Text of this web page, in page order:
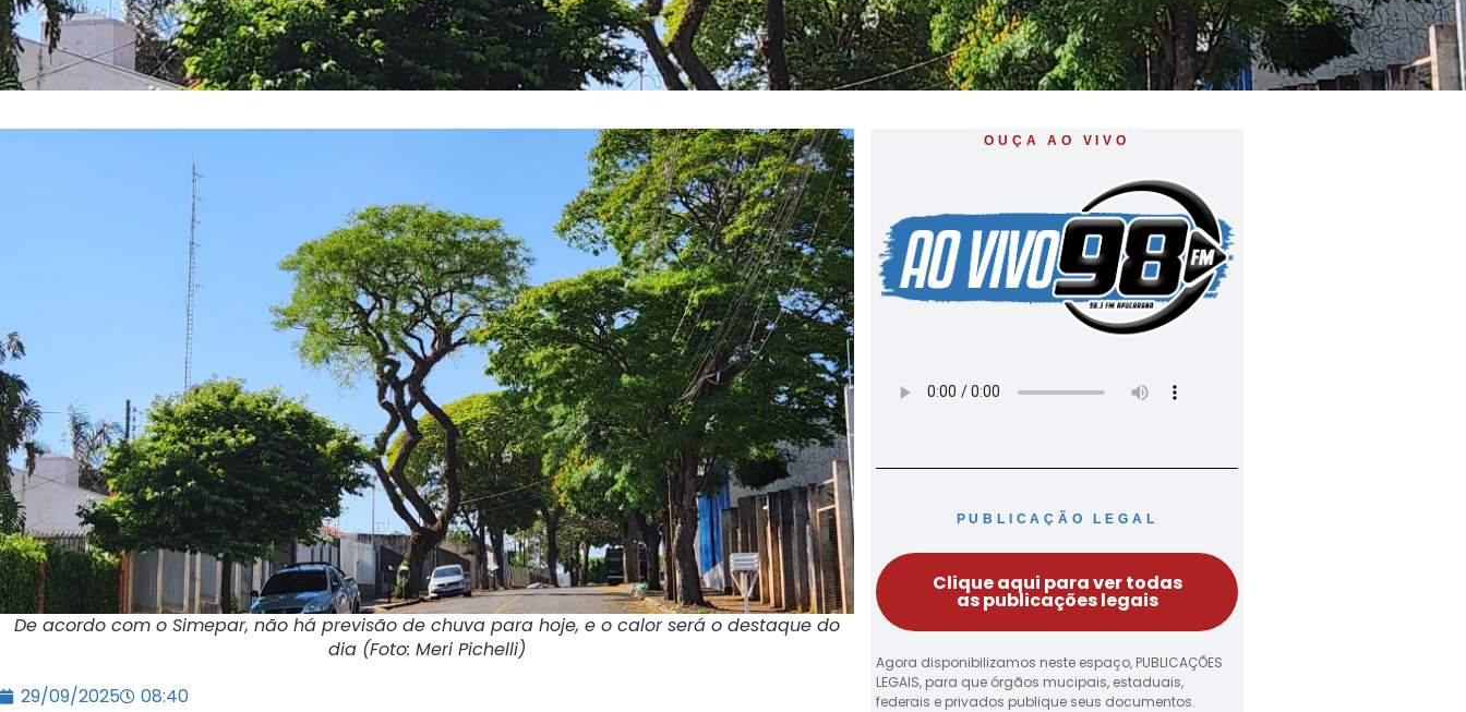
De acordo com o Simepar, não há previsão de chuva para hoje, e o calor será o destaque do
dia (Foto: Meri Pichelli)
29/09/2025
08:40
OUÇA AO VIVO
PUBLICAÇÃO LEGAL
Clique aqui para ver todas
as publicações legais
Agora disponibilizamos neste espaço, PUBLICAÇÕES
LEGAIS, para que órgãos mucipais, estaduais,
federais e privados publique seus documentos.